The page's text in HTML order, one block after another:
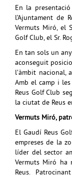
En la
l’Ajuntament de
Vermuts Miró, el
Golf Club, el Sr.
En tan sols un
aconseguit
l’àmbit nacional,
Amb el camp i
Reus Golf Club
la ciutat de Reus
Vermuts Miró,
El Gaudí Reus
empreses de la
líder del sector
Vermuts Miró ha
Reus.